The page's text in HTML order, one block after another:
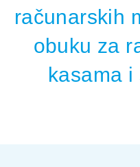
računarskih
obuku za
kasama i